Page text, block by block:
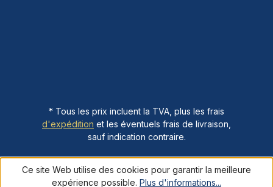
* Tous les prix incluent la TVA, plus les frais
d'expédition et les éventuels frais de livraison,
sauf indication contraire.
Ce site Web utilise des cookies pour garantir la meilleure
expérience possible. Plus d'informations...